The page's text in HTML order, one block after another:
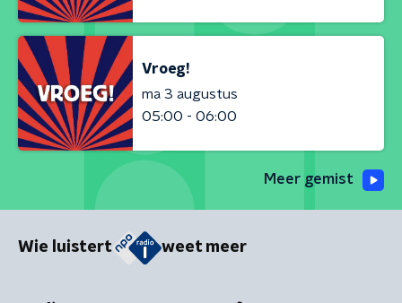
Vroeg!
ma 3 augustus
05:00 - 06:00
Meer gemist
Wie luistert weet meer